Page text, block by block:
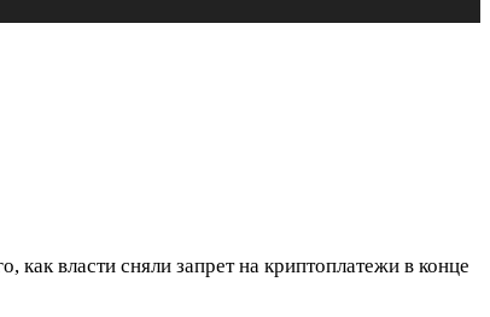
власти сняли запрет на криптоплатежи в конце